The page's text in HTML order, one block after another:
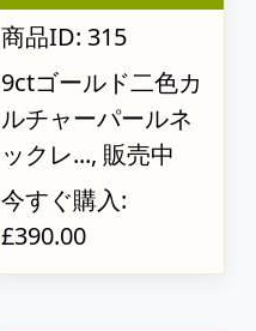
商品ID: 315
9ctゴールド二色カ
ルチャーパールネ
ックレ..., 販売中
今すぐ購入:
£390.00